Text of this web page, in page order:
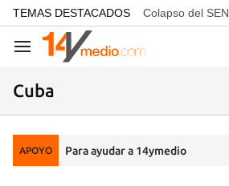
common.go-to-content
TEMAS DESTACADOS Colapso del SEN
Navegación
Cuba
APOYO Para ayudar a 14ymedio